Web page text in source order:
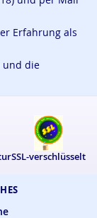
Erfahrung als
und die
SSL-verschlüsselt